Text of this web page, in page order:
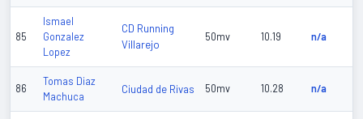
85
Ismael
Gonzalez
Lopez
CD Running
Villarejo
50mv 10.19 n/a
86
Tomas Diaz
Machuca
Ciudad de Rivas 50mv 10.28 n/a